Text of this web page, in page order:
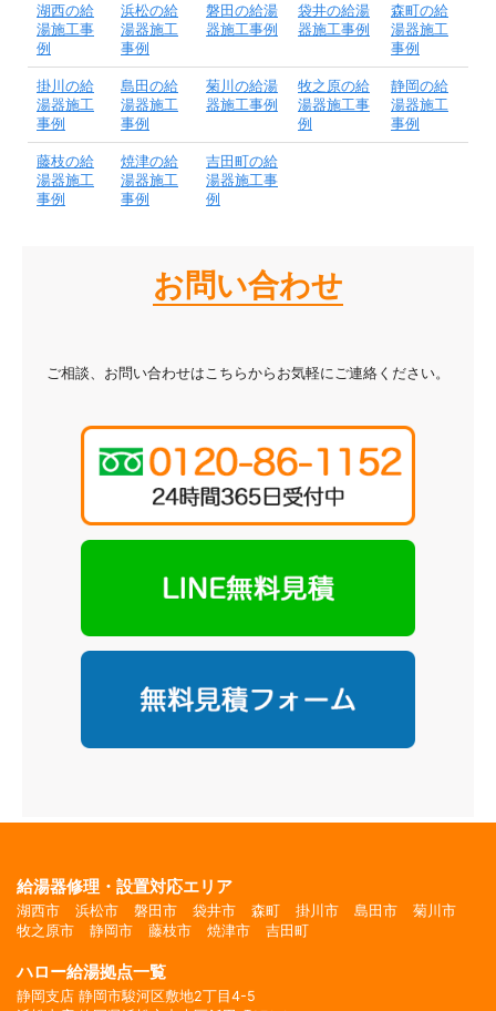
湖西の給
湯施工事
例
浜松の給
湯器施工
事例
磐田の給湯
器施工事例
袋井の給湯
器施工事例
森町の給
湯器施工
事例
掛川の給
湯器施工
事例
島田の給
湯器施工
事例
菊川の給湯
器施工事例
牧之原の給
湯器施工事
例
静岡の給
湯器施工
事例
藤枝の給
湯器施工
事例
焼津の給
湯器施工
事例
吉田町の給
湯器施工事
例
お問い合わせ
ご相談、お問い合わせはこちらからお気軽にご連絡ください。
給湯器修理・設置対応エリア
湖西市 浜松市 磐田市 袋井市 森町 掛川市 島田市
菊川市
牧之原市
静岡市 藤枝市 焼津市 吉田町
ハロー給湯拠点一覧
静岡支店 静岡市駿河区敷地2丁目4-5